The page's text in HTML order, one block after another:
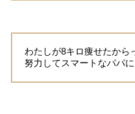
わたしが8キロ痩せたから
努力してスマートなパパに